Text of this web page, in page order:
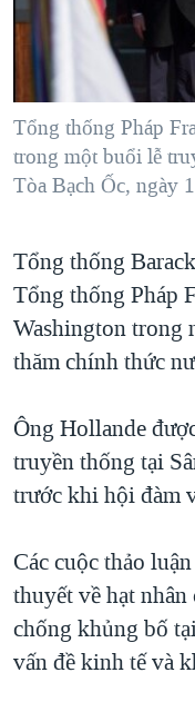
"Tìm"
NGƯỜI VIỆT HẢI
ĐỜI SỐNG
KINH TẾ
KHOA HỌC
SỨC KHOẺ
THỂ THAO
GIÁO DỤC
HÀNH TRÌNH BẦU
MỘT NĂM CHIẾN
GIẢI MÃ VÀNH ĐAI
NGÀY TỊ NẠN THẾ
CHI PHÍ CHIẾN
CÁC GIÁ TRỊ CỘNG
THƯỢNG ĐỈNH
NGƯ DÂN VIỆT VÀ
BÊN KIA QUỐC LỘ:
VIDEO
NGHE
MẠNG XÃ HỘI
Tổng thống Pháp
trong một buổi lễ
Tòa Bạch Ốc, ngày
Tổng thống
Tổng thống Pháp
Washington trong
thăm chính thức
Ông Hollande
truyền thống tại
trước khi hội đàm
Các cuộc thảo
thuyết về hạt
chống khủng bố
vấn đề kinh tế và